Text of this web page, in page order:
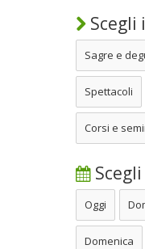
Scegli
Sagre e
Spettacoli
Corsi e
Oggi
Domenica